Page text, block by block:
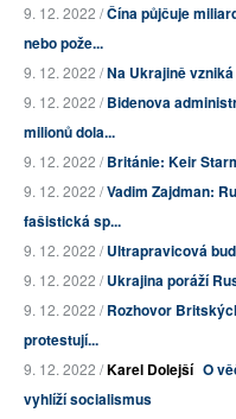
9. 12. 2022 /Čína půjčuje
nebo pože...
9. 12. 2022 /Na Ukrajině
9. 12. 2022 /Bidenova
milionů dola...
9. 12. 2022 /Británie: Keir
9. 12. 2022 /Vadim Zajdman:
fašistická sp...
9. 12. 2022 /Ultrapravicová
9. 12. 2022 /Ukrajina poráží
9. 12. 2022 /Rozhovor
protestují...
9. 12. 2022 /Karel Dolejší O
vyhlíží socialismus